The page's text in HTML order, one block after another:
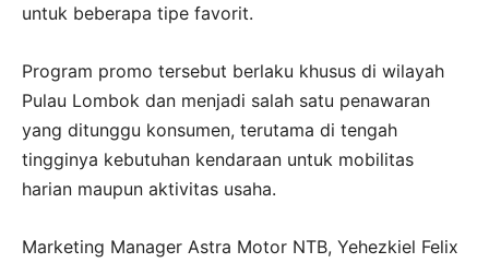
untuk beberapa tipe favorit.
Program promo tersebut berlaku khusus di wilayah
Pulau Lombok dan menjadi salah satu penawaran
yang ditunggu konsumen, terutama di tengah
tingginya kebutuhan kendaraan untuk mobilitas
harian maupun aktivitas usaha.
Marketing Manager Astra Motor NTB, Yehezkiel Felix